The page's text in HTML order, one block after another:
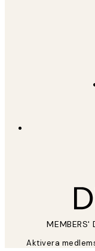
MEMBERS'
Aktivera